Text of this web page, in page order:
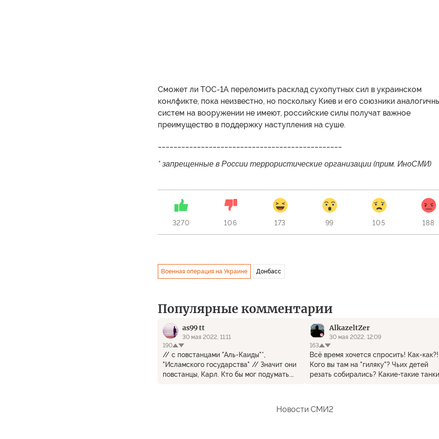
Сможет ли ТОС-1А переломить расклад сухопутных сил в украинском
конлфикте, пока неизвестно, но поскольку Киев и его союзники
систем на вооружении не имеют, российские силы получат важное
преимущество в поддержку наступления на суше.
* запрещенные в России террористические организации (прим. ИноСМИ)
3270 106 173 99 105 188
Военная операция на Украине Донбасс
Популярные комментарии
as99 tt
30 мая 2022, 11:11
190
// с повстанцами "Аль-Каиды"*,
"Исламского государства" // Значит они
повстанцы, Карл. Кто бы мог подумать.
AlkazeltZer
30 мая 2022, 12:09
163
Всё время хочется спросить! Как-как?!
Кого вы там на "гиляку"? Чьих детей
резать собирались? Какие-такие танки
Новости СМИ2